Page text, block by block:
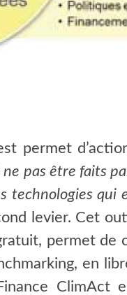
permet
pas être faits
technologies
levier. Cet
permet de
en
ClimAct